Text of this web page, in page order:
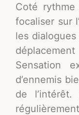
Coté
focaliser sur
les
Sensation
d’ennemis
de